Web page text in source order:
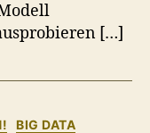
[…]
BIG DATA